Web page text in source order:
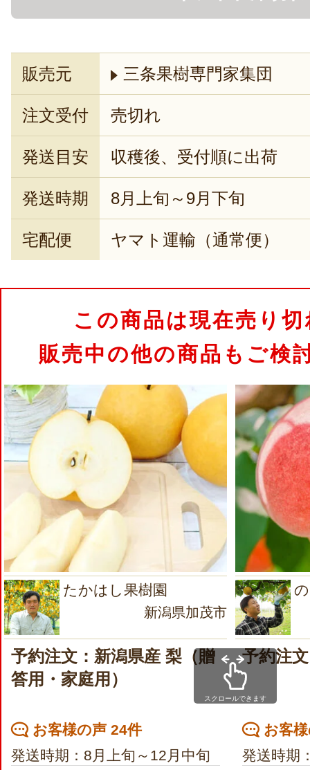
販売元 三条果樹専門家集団
注文受付 売切れ
発送目安 収穫後、受付順に出荷
発送時期 8月上旬～9月下旬
宅配便 ヤマト運輸（通常便）
この商品は現在売り
販売中の他の商品もご検
たかはし果樹園
新潟県加茂市
予約注文：新潟県産 梨（贈
答用・家庭用）
お客様の声 24件
発送時期：8月上旬～12月中旬
予約注
お客
発送時期
スクロールできます